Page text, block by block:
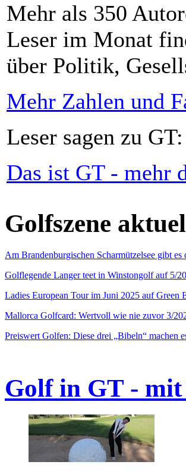
Mehr als 350
Leser im Monat
über Politik,
Mehr Zahlen und
Leser sagen zu
Das ist GT - mehr
Golfszene
Am Brandenburgischen Scharmützelsee gibt
Golflegende Langer teet in Winstongolf auf 5/
Ladies European Tour im Juni 2025 auf Green
Mallorca Golfcard: Wertvoll wie nie zuvor 3/
Preiswert Golfen: Diese drei „Bibeln“ machen
Golf in GT -